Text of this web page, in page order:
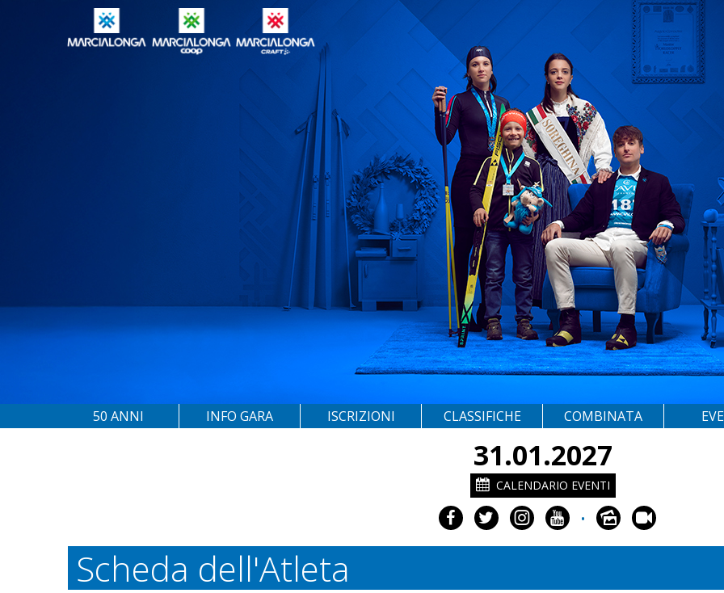
50 ANNI INFO GARA ISCRIZIONI CLASSIFICHE COMBINATA
31.01.2027
CALENDARIO EVENTI
•
Scheda dell'Atleta